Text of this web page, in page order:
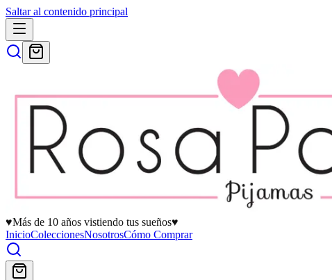
Saltar al contenido principal
♥Más de 10 años vistiendo tus sueños♥
InicioColeccionesNosotrosCómo Comprar